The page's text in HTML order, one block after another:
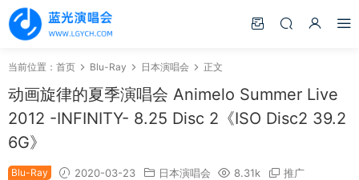
当前位置： 首页 Blu-Ray 日本演唱会 正文
动画旋律的夏季演唱会 Animelo Summer Live
2012 -INFINITY- 8.25 Disc 2《ISO Disc2 39.2
6G》
Blu-Ray 2020-03-23 日本演唱会 8.31k 推广